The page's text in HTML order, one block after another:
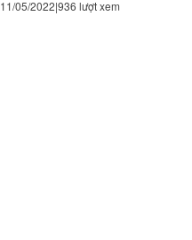
11/05/2022 936 lượt xem